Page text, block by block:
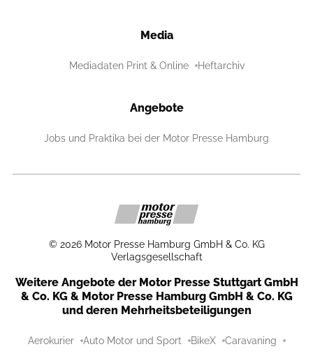
Media
Mediadaten Print & Online Heftarchiv
Angebote
Jobs und Praktika bei der Motor Presse Hamburg
© 2026 Motor Presse Hamburg GmbH & Co. KG
Verlagsgesellschaft
Weitere Angebote der Motor Presse Stuttgart GmbH
& Co. KG & Motor Presse Hamburg GmbH & Co. KG
und deren Mehrheitsbeteiligungen
Aerokurier Auto Motor und Sport BikeX Caravaning